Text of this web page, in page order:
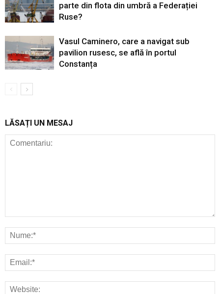
parte din flota din umbră a Federației
Ruse?
Vasul Caminero, care a navigat sub
pavilion rusesc, se află în portul
Constanța
LĂSAȚI UN MESAJ